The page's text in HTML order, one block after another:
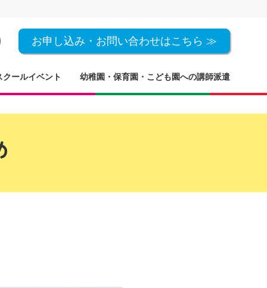
クールイベント 幼稚園・保育園・こども園への講師派遣
お申し込み・お問い合わせはこちら ≫